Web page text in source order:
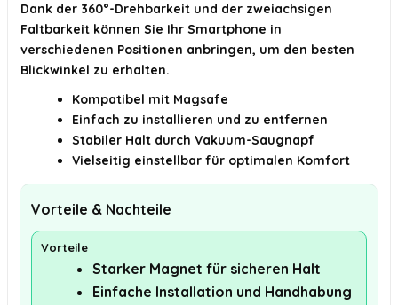
Dank der 360°-Drehbarkeit und der zweiachsigen
Faltbarkeit können Sie Ihr Smartphone in
verschiedenen Positionen anbringen, um den besten
Blickwinkel zu erhalten.
Kompatibel mit Magsafe
Einfach zu installieren und zu entfernen
Stabiler Halt durch Vakuum-Saugnapf
Vielseitig einstellbar für optimalen Komfort
Vorteile & Nachteile
Vorteile
Starker Magnet für sicheren Halt
Einfache Installation und Handhabung